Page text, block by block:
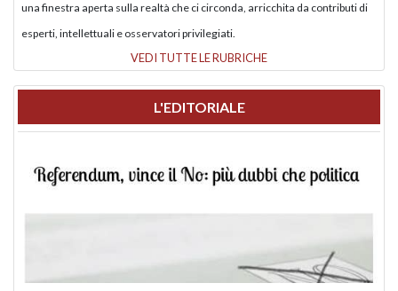
una finestra aperta sulla realtà che ci circonda, arricchita da contributi di
esperti, intellettuali e osservatori privilegiati.
VEDI TUTTE LE RUBRICHE
L'EDITORIALE